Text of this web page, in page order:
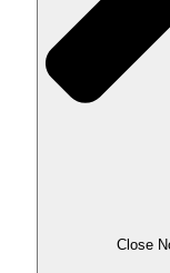
Close